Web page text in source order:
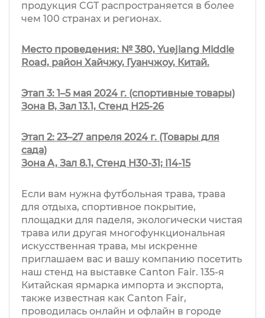
Если вам нужна футбольная трава, трава
для отдыха, спортивное покрытие,
площадки для паделя, экологически чистая
трава или другая многофункциональная
искусственная трава, мы искренне
приглашаем вас и вашу компанию посетить
наш стенд на выставке Canton Fair. 135-я
Китайская ярмарка импорта и экспорта,
также известная как Canton Fair,
проводилась онлайн и офлайн в городе
Этап 2: 23–27 апреля 2024 г. (Товары для
сада)
Зона A, Зал 8.1, Стенд H30-31; I14-15
Этап 3: 1–5 мая 2024 г. (спортивные товары)
Зона B, Зал 13.1, Стенд H25-26
Место проведения: № 380, Yuejiang Middle
Road, район Хайчжу, Гуанчжоу, Китай.
продукция CGT распространяется в более
чем 100 странах и регионах.